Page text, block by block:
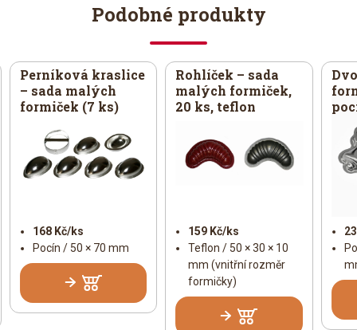
Podobné produkty
Perníková kraslice
– sada malých
formiček (7 ks)
168 Kč/ks
Pocín / 50 × 70 mm
Rohlíček – sada
malých formiček,
20 ks, teflon
159 Kč/ks
Teflon / 50 × 30 × 10
mm (vnitřní rozměr
formičky)